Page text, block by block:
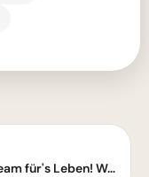
Körper & Geist: Dein Dreamteam für's Leben! Was du jetzt wissen musst.